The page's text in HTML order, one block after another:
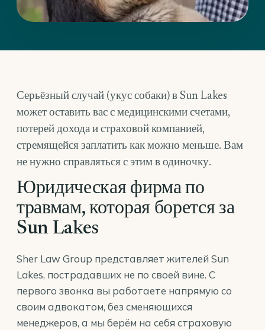
Серьёзный случай (укус собаки) в Sun Lakes
может оставить вас с медицинскими счетами,
потерей дохода и страховой компанией,
стремящейся заплатить как можно меньше. Вам
не нужно справляться с этим в одиночку.
Юридическая фирма по
травмам, которая борется за
Sun Lakes
Sher Law Group представляет жителей Sun
Lakes, пострадавших не по своей вине. С
первого звонка вы работаете напрямую со
своим адвокатом, без сменяющихся
менеджеров, а мы берём на себя страховую